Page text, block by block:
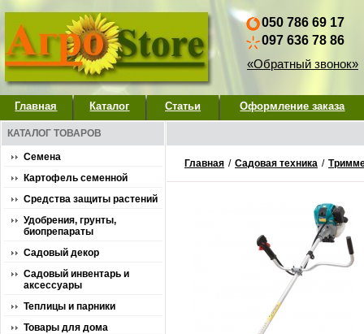
050 786 69 17
097 636 78 86
«Обратный звонок»
Главная Каталог Статьи Оформление заказа
КАТАЛОГ ТОВАРОВ
Семена
Картофель семенной
Средства защиты растений
Удобрения, грунты,
биопрепараты
Садовый декор
Садовый инвентарь и
аксессуары
Теплицы и парники
Товары для дома
Главная / Садовая техника /